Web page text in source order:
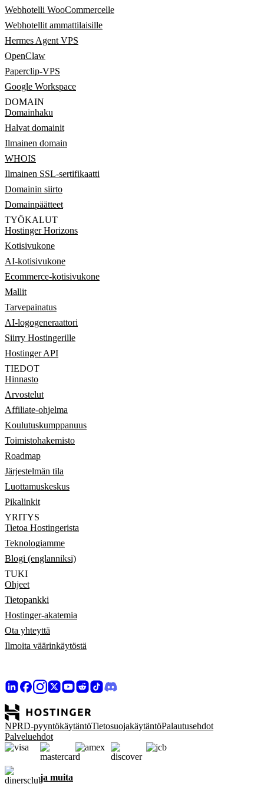
Webhotelli WooCommercelle
Webhotellit ammattilaisille
Hermes Agent VPS
OpenClaw
Paperclip-VPS
Google Workspace
DOMAIN
Domainhaku
Halvat domainit
Ilmainen domain
WHOIS
Ilmainen SSL-sertifikaatti
Domainin siirto
Domainpäätteet
TYÖKALUT
Hostinger Horizons
Kotisivukone
AI-kotisivukone
Ecommerce-kotisivukone
Mallit
Tarvepainatus
AI-logogeneraattori
Siirry Hostingerille
Hostinger API
TIEDOT
Hinnasto
Arvostelut
Affiliate-ohjelma
Koulutuskumppanuus
Toimistohakemisto
Roadmap
Järjestelmän tila
Luottamuskeskus
Pikalinkit
YRITYS
Tietoa Hostingerista
Teknologiamme
Blogi (englanniksi)
TUKI
Ohjeet
Tietopankki
Hostinger-akatemia
Ota yhteyttä
Ilmoita väärinkäytöstä
NPRD-pyyntökäytäntöTietosuojakäytäntöPalautusehdot
Palveluehdot
ja muita